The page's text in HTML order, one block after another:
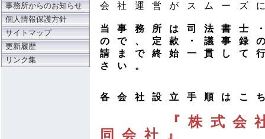
事務所からのお知らせ
個人情報保護方針
サイトマップ
更新履歴
リンク集
会社運営がスムーズ
当事務所は司法書士
ので、定款・議事録
請まで終始一貫して
さい。
各会社設立手順はこ
『株式会
同会社』